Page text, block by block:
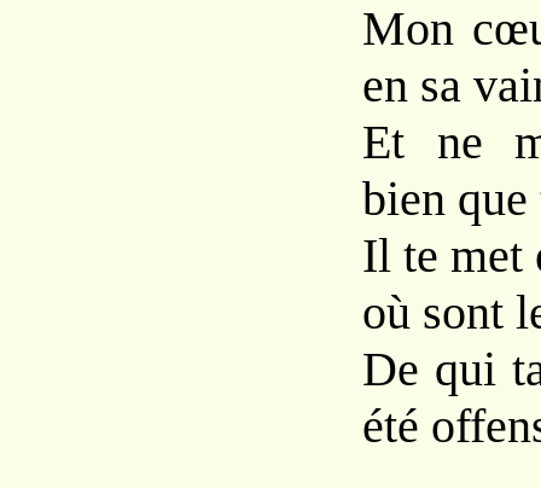
Mon
en sa
Et ne
bien
Il te met
où sont
De qui
été